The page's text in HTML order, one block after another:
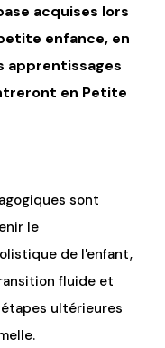
acquises lors
enfance, en
apprentissages
en Petite
sont
le
de l'enfant,
fluide et
ultérieures